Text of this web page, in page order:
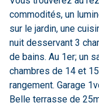
commodités, un
sur le jardin, une
nuit desservant 3
de bains. Au 1er; un
chambres de 14 et
rangement. Garage
Belle terrasse de